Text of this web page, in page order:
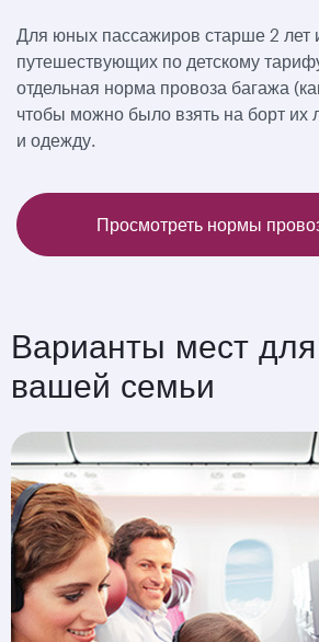
Для юных пассажиров старше 2 лет
путешествующих по детскому
отдельная норма провоза багажа
чтобы можно было взять на борт
и одежду.
Просмотреть нормы
Варианты мест
вашей семьи